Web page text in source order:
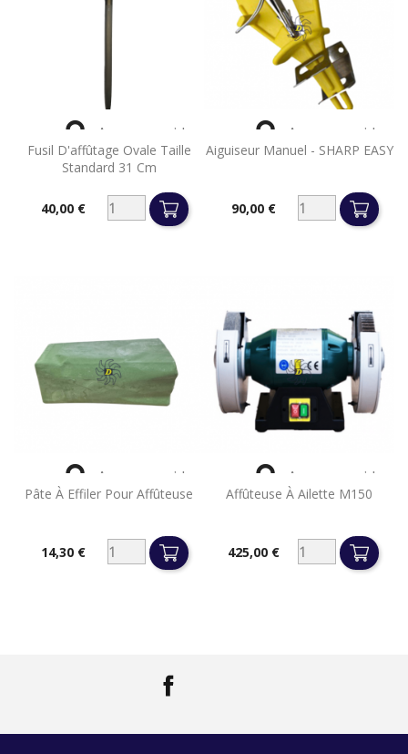
Fusil D'affûtage Ovale Taille
Standard 31 Cm
Prix40,00 €
 Aperçu rapide
Aiguiseur Manuel - SHARP EASY
Prix90,00 €
 Aperçu rapide
Pâte À Effiler Pour Affûteuse
14,30 €
 Aperçu rapide
Affûteuse À Ailette M150
Prix425,00 €
 Aperçu rapide